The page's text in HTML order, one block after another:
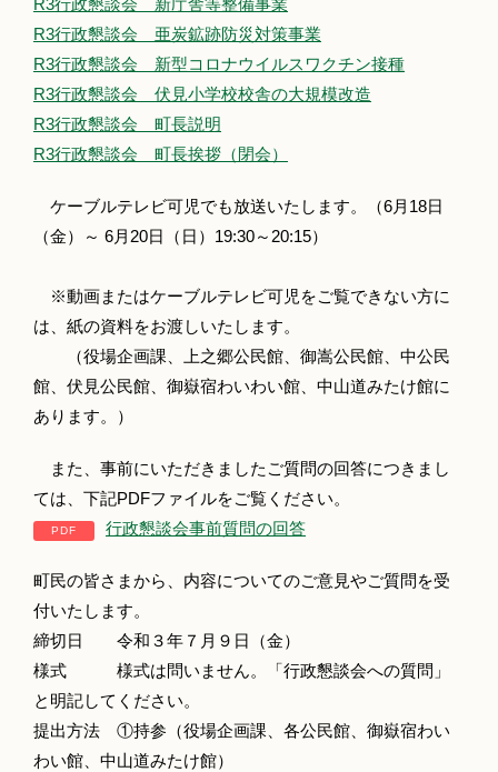
R3行政懇談会 新庁舎等整備事業
R3行政懇談会 亜炭鉱跡防災対策事業
R3行政懇談会 新型コロナウイルスワクチン接種
R3行政懇談会 伏見小学校校舎の大規模改造
R3行政懇談会 町長説明
R3行政懇談会 町長挨拶（閉会）
ケーブルテレビ可児でも放送いたします。（6月18日
（金）～ 6月20日（日）19:30～20:15）
※動画またはケーブルテレビ可児をご覧できない方に
は、紙の資料をお渡しいたします。
（役場企画課、上之郷公民館、御嵩公民館、中公民
館、伏見公民館、御嶽宿わいわい館、中山道みたけ館に
あります。）
また、事前にいただきましたご質問の回答につきまし
ては、下記PDFファイルをご覧ください。
行政懇談会事前質問の回答
町民の皆さまから、内容についてのご意見やご質問を受
付いたします。
締切日 令和３年７月９日（金）
様式 様式は問いません。「行政懇談会への質問」
と明記してください。
提出方法 ①持参（役場企画課、各公民館、御嶽宿わい
わい館、中山道みたけ館）